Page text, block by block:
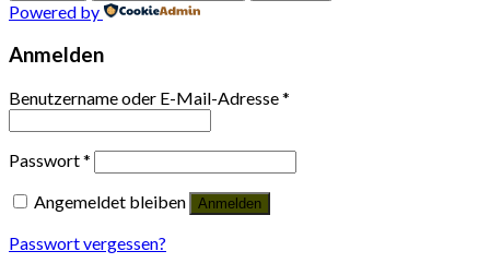
Powered by
Anmelden
Benutzername oder E-Mail-Adresse*
Passwort*
Angemeldet bleiben
Anmelden
Passwort vergessen?